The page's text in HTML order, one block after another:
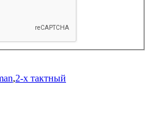
,2-х тактный